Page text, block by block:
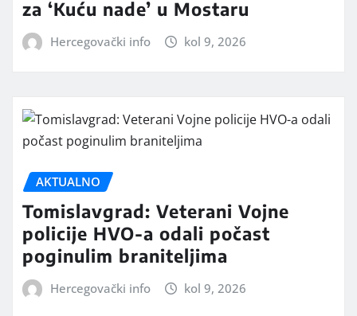
za ‘Kuću nade’ u Mostaru
Hercegovački info kol 9, 2026
AKTUALNO
Tomislavgrad: Veterani Vojne
policije HVO-a odali počast
poginulim braniteljima
Hercegovački info kol 9, 2026